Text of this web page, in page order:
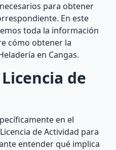
para obtener
En este
toda la información
cómo obtener la
en Cangas.
de
en el
de Actividad para
entender qué implica